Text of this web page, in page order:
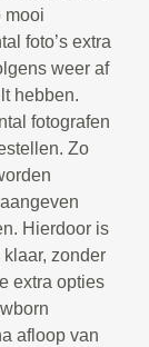
mooi
foto’s extra
weer af
hebben.
fotografen
Zo
Hierdoor is
zonder
extra opties
afloop van